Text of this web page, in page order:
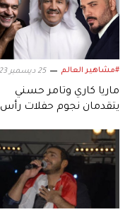
#مشاهير العالم 25 ديسمبر 2023
ماريا كاري وتامر حسني
يتقدمان نجوم حفلات رأس